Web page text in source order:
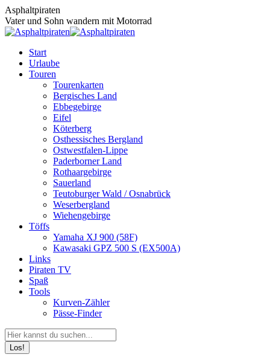
Zum
Inhalt
springen
Asphaltpiraten
Vater und Sohn wandern mit Motorrad
Start
Urlaube
Touren
Tourenkarten
Bergisches Land
Ebbegebirge
Eifel
Köterberg
Osthessisches Bergland
Ostwestfalen-Lippe
Paderborner Land
Rothaargebirge
Sauerland
Teutoburger Wald / Osnabrück
Weserbergland
Wiehengebirge
Töffs
Yamaha XJ 900 (58F)
Kawasaki GPZ 500 S (EX500A)
Links
Piraten TV
Spaß
Tools
Kurven-Zähler
Pässe-Finder
Search: